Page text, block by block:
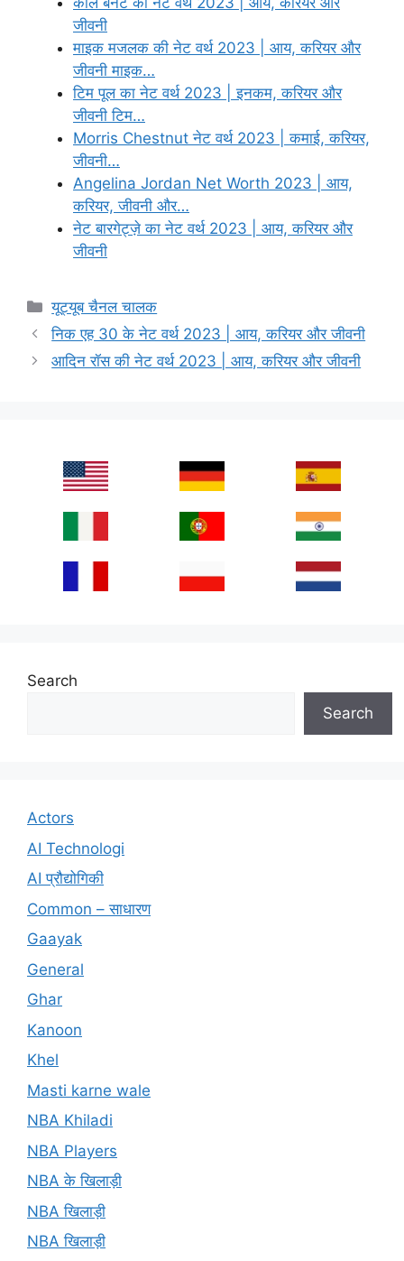
जीवनी
माइक मजलक की नेट वर्थ 2023 | आय, करियर और
जीवनी माइक…
टिम पूल का नेट वर्थ 2023 | इनकम, करियर और
जीवनी टिम…
Morris Chestnut नेट वर्थ 2023 | कमाई, करियर,
जीवनी…
Angelina Jordan Net Worth 2023 | आय,
करियर, जीवनी और…
नेट बारगेट्ज़े का नेट वर्थ 2023 | आय, करियर और
जीवनी
Categories
यूट्यूब चैनल चालक
निक एह 30 के नेट वर्थ 2023 | आय, करियर और जीवनी
आदिन रॉस की नेट वर्थ 2023 | आय, करियर और जीवनी
Search
Search
Actors
AI Technologi
AI प्रौद्योगिकी
Common – साधारण
Gaayak
General
Ghar
Kanoon
Khel
Masti karne wale
NBA Khiladi
NBA Players
NBA के खिलाड़ी
NBA खिलाड़ी
NBA खिलाड़ी